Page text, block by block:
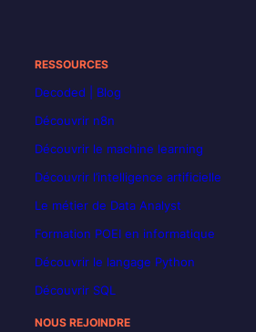
RESSOURCES
Decoded | Blog
Découvrir n8n
Découvrir le machine learning
Découvrir l’intelligence artificielle
Le métier de Data Analyst
Formation POEI en informatique
Découvrir le langage Python
Découvrir SQL
NOUS REJOINDRE